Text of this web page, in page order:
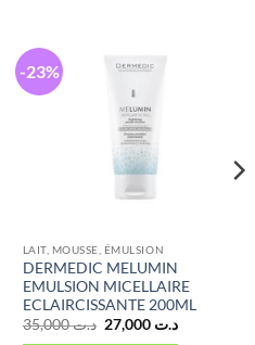
-23%
LAIT, MOUSSE, ÉMULSION
DERMEDIC MELUMIN
EMULSION MICELLAIRE
ECLAIRCISSANTE 200ML
د.ت35,000
Le
prix
د.ت 27,000
Le